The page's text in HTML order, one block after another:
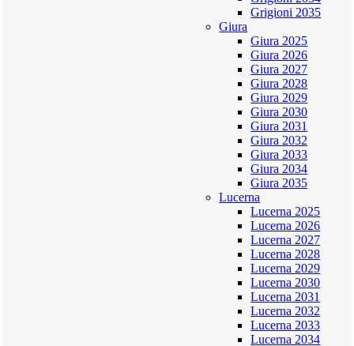
Grigioni 2035
Giura
Giura 2025
Giura 2026
Giura 2027
Giura 2028
Giura 2029
Giura 2030
Giura 2031
Giura 2032
Giura 2033
Giura 2034
Giura 2035
Lucerna
Lucerna 2025
Lucerna 2026
Lucerna 2027
Lucerna 2028
Lucerna 2029
Lucerna 2030
Lucerna 2031
Lucerna 2032
Lucerna 2033
Lucerna 2034